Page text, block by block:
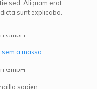
sed. Aliquam erat
sunt explicabo.
a massa
sapien